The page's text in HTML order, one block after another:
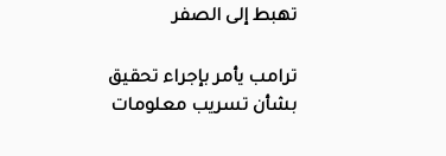
تهبط إلى الصفر
ترامب يأمر بإجراء تحقيق
بشأن تسريب معلومات